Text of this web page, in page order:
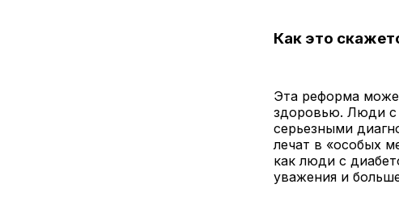
Как это
Эта реформа
здоровью. Люди с
серьезными
лечат в «особых
как люди с
уважения и